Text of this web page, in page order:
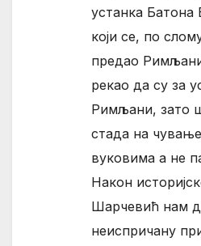
устанка Батона
који се, по
предао
рекао да су за
Римљани, зато
стада на
вуковима а не
Након
Шарчевић нам
неиспричану